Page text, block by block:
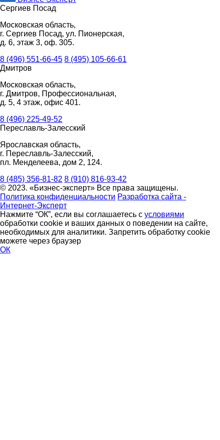
Сергиев Посад
Московская область,
г. Сергиев Посад, ул. Пионерская,
д. 6, этаж 3, оф. 305.
8 (496) 551-66-45 8 (495) 105-66-61
Дмитров
Московская область,
г. Дмитров, Профессиональная,
д. 5, 4 этаж, офис 401.
8 (496) 225-49-52
Переславль-Залесский
Ярославская область,
г. Переславль-Залесский,
пл. Менделеева, дом 2, 124.
8 (485) 356-81-82 8 (910) 816-93-42
© 2023. «Бизнес-эксперт» Все права защищены.
Политика конфиденциальности Разработка сайта -
Интернет-Эксперт
Нажмите “ОК”, если вы соглашаетесь с условиями
обработки cookie и ваших данных о поведении на сайте,
необходимых для аналитики. Запретить обработку cookie
можете через браузер
ОК